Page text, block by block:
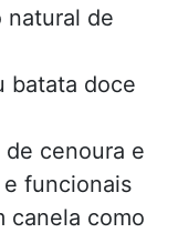
natural de
batata doce
de cenoura e
funcionais
canela como